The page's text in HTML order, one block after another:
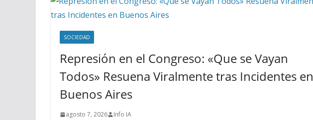
SOCIEDAD
Represión en el Congreso: «Que se Vayan
Todos» Resuena Viralmente tras Incidentes en
Buenos Aires
agosto 7, 2026 Info IA